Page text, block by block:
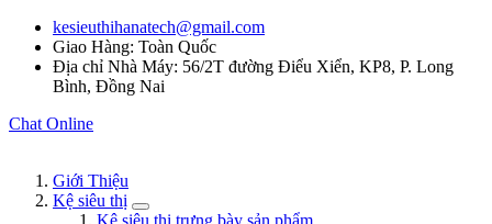
kesieuthihanatech@gmail.com
Giao Hàng: Toàn Quốc
Địa chỉ Nhà Máy: 56/2T đường Điểu Xiển, KP8, P. Long
Bình, Đồng Nai
Chat Online
Giới Thiệu
Kệ siêu thị
Kệ siêu thị trưng bày sản phẩm